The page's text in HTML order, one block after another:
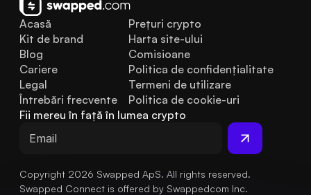
Acasă
Kit de brand
Blog
Întrebări frecvente
Legal
Cariere
Prețuri crypto
Harta site-ului
Comisioane
Politica de confidențialitate
Termeni de utilizare
Politica de cookie-uri
Fii mereu în față în lumea crypto
Copyright 2026 Swapped ApS. All rights reserved.
Swapped Connect is offered by Swappedcom Inc.